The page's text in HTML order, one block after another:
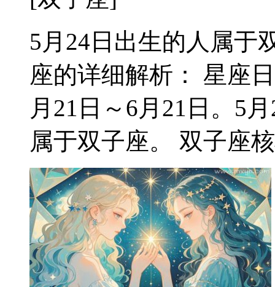
5月24日出生的人属于
座的详细解析： 星座
月21日～6月21日。5
属于双子座。 双子座